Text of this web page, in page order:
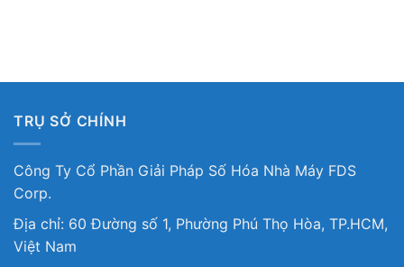
TRỤ SỞ CHÍNH
Công Ty Cổ Phần Giải Pháp Số Hóa Nhà Máy FDS
Corp.
Địa chỉ: 60 Đường số 1, Phường Phú Thọ Hòa, TP.HCM,
Việt Nam